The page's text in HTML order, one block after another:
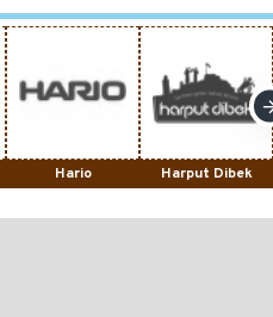
Hario Harput Dibek